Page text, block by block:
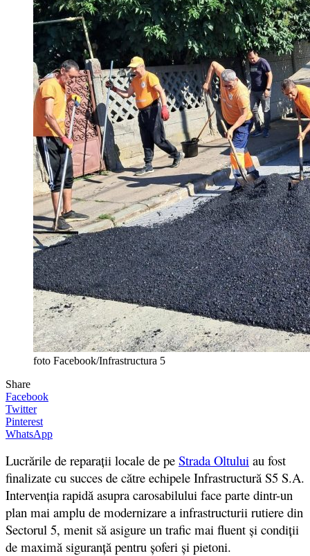
foto Facebook/Infrastructura 5
Share
Facebook
Twitter
Pinterest
WhatsApp
Lucrările de reparații locale de pe Strada Oltului au fost
finalizate cu succes de către echipele Infrastructură S5 S.A.
Intervenția rapidă asupra carosabilului face parte dintr-un
plan mai amplu de modernizare a infrastructurii rutiere din
Sectorul 5, menit să asigure un trafic mai fluent și condiții
de maximă siguranță pentru șoferi și pietoni.